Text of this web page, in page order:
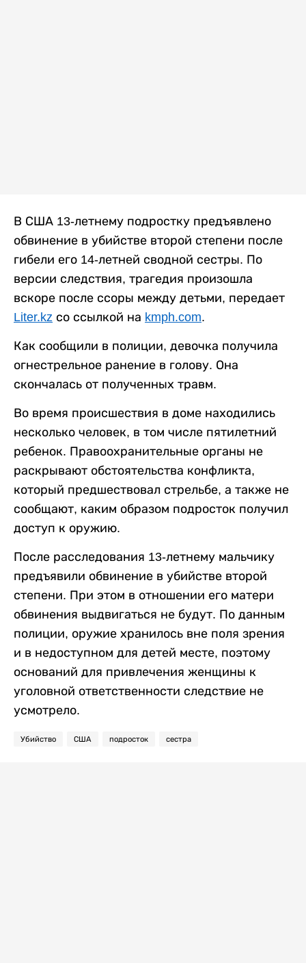
В США 13-летнему подростку предъявлено
обвинение в убийстве второй степени после
гибели его 14-летней сводной сестры. По
версии следствия, трагедия произошла
вскоре после ссоры между детьми, передает
Liter.kz со ссылкой на kmph.com.
Как сообщили в полиции, девочка получила
огнестрельное ранение в голову. Она
скончалась от полученных травм.
Во время происшествия в доме находились
несколько человек, в том числе пятилетний
ребенок. Правоохранительные органы не
раскрывают обстоятельства конфликта,
который предшествовал стрельбе, а также не
сообщают, каким образом подросток получил
доступ к оружию.
После расследования 13-летнему мальчику
предъявили обвинение в убийстве второй
степени. При этом в отношении его матери
обвинения выдвигаться не будут. По данным
полиции, оружие хранилось вне поля зрения
и в недоступном для детей месте, поэтому
оснований для привлечения женщины к
уголовной ответственности следствие не
усмотрело.
Убийство США подросток сестра